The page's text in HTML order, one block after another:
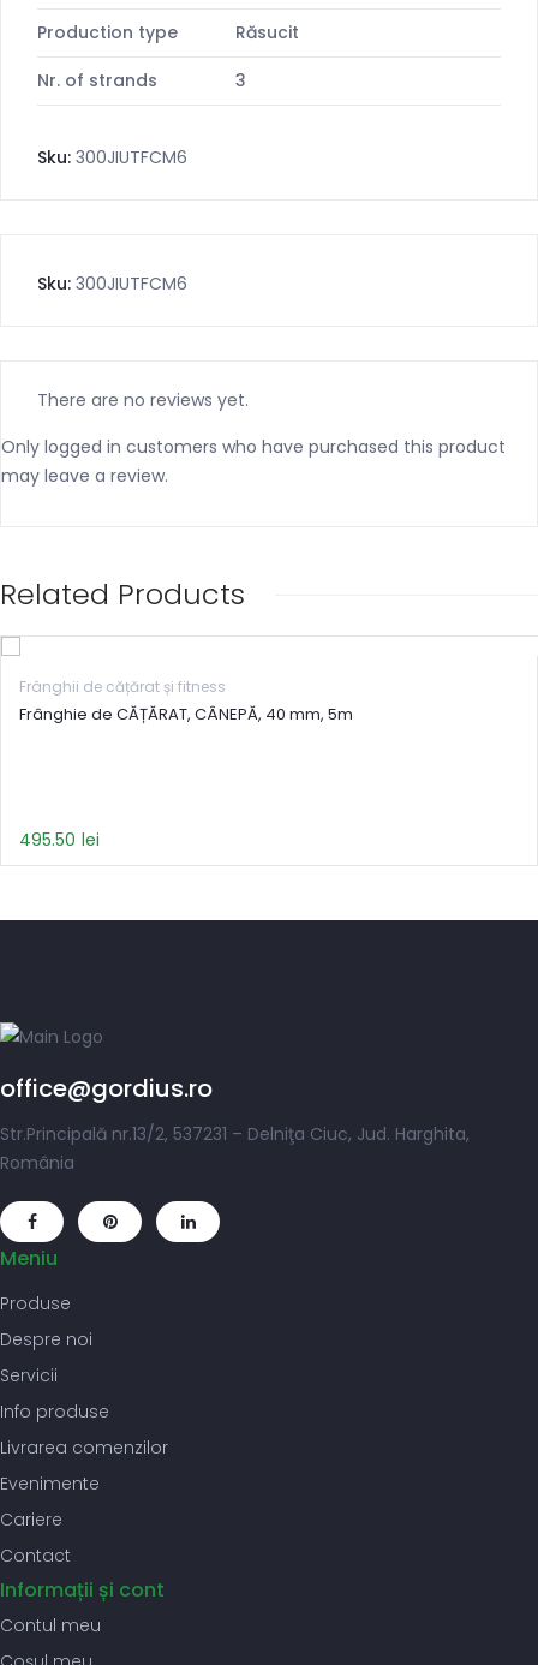
Production type
Răsucit
Nr. of strands
3
Sku: 300JIUTFCM6
Sku: 300JIUTFCM6
There are no reviews yet.
Only logged in customers who have purchased this product
may leave a review.
Related Products
Frânghii de cățărat și fitness
Frânghie de CĂȚĂRAT, CÂNEPĂ, 40 mm, 5m
495.50 lei
office@gordius.ro
Str.Principală nr.13/2, 537231 – Delniţa Ciuc, Jud. Harghita,
România
Meniu
Produse
Despre noi
Servicii
Info produse
Livrarea comenzilor
Evenimente
Cariere
Contact
Informații și cont
Contul meu